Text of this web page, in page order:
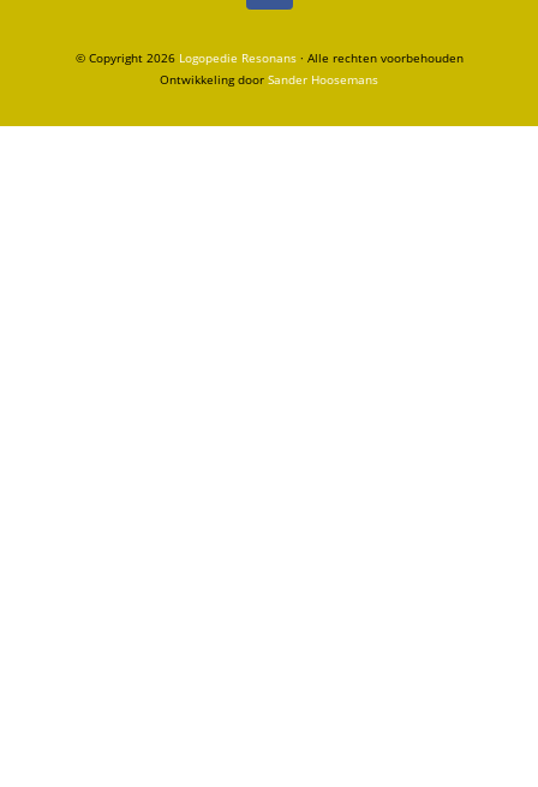
© Copyright 2026 Logopedie Resonans· Alle rechten voorbehouden
Ontwikkeling door Sander Hoosemans